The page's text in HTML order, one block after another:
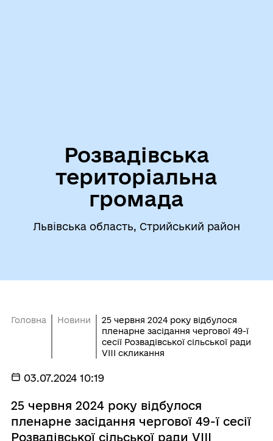
Розвадівська
територіальна
громада
Львівська область, Стрийський район
Головна Новини
25 червня 2024 року відбулося
пленарне засідання чергової 49-ї
сесії Розвадівської сільської ради
VIII скликання
03.07.2024 10:19
25 червня 2024 року відбулося
пленарне засідання чергової 49-ї сесії
Розвадівської сільської ради VIII